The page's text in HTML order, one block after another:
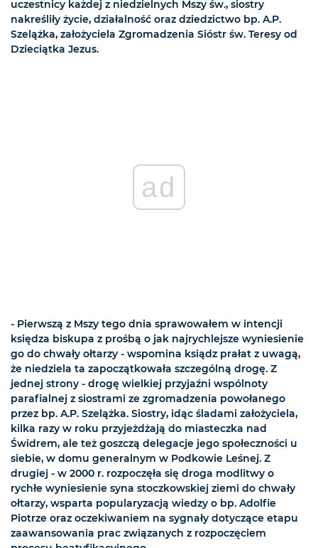
uczestnicy każdej z niedzielnych Mszy św., siostry
nakreśliły życie, działalność oraz dziedzictwo bp. A.P.
Szelążka, założyciela Zgromadzenia Sióstr św. Teresy od
Dzieciątka Jezus.
ad
- Pierwszą z Mszy tego dnia sprawowałem w intencji
księdza biskupa z prośbą o jak najrychlejsze wyniesienie
go do chwały ołtarzy - wspomina ksiądz prałat z uwagą,
że niedziela ta zapoczątkowała szczególną drogę. Z
jednej strony - drogę wielkiej przyjaźni wspólnoty
parafialnej z siostrami ze zgromadzenia powołanego
przez bp. A.P. Szelążka. Siostry, idąc śladami założyciela,
kilka razy w roku przyjeżdżają do miasteczka nad
Świdrem, ale też goszczą delegacje jego społeczności u
siebie, w domu generalnym w Podkowie Leśnej. Z
drugiej - w 2000 r. rozpoczęła się droga modlitwy o
rychłe wyniesienie syna stoczkowskiej ziemi do chwały
ołtarzy, wsparta popularyzacją wiedzy o bp. Adolfie
Piotrze oraz oczekiwaniem na sygnały dotyczące etapu
zaawansowania prac związanych z rozpoczęciem